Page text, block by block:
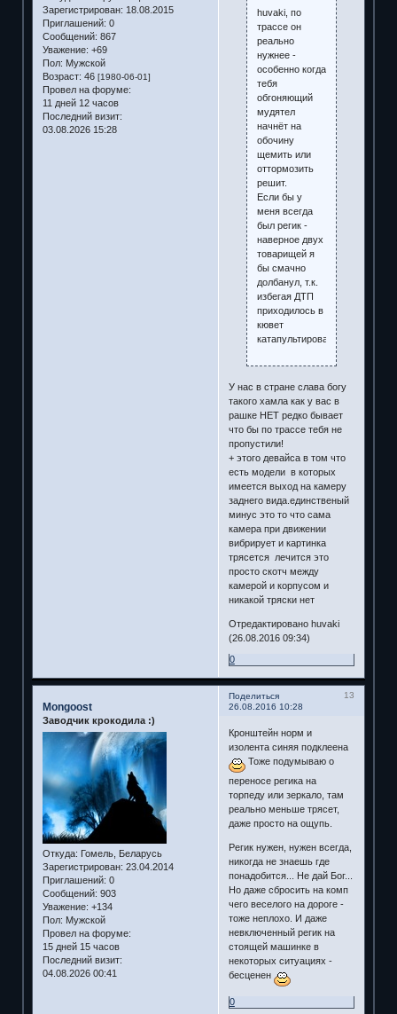
Зарегистрирован: 18.08.2015
Приглашений: 0
Сообщений: 867
Уважение: +69
Пол: Мужской
Возраст: 46 [1980-06-01]
Провел на форуме:
11 дней 12 часов
Последний визит:
03.08.2026 15:28
huvaki, по
трассе он
реально
нужнее -
особенно когда
тебя
обгоняющий
мудятел
начнёт на
обочину
щемить или
оттормозить
решит.
Если бы у
меня всегда
был регик -
наверное двух
товарищей я
бы смачно
долбанул, т.к.
избегая ДТП
приходилось в
кювет
катапультироваться.
У нас в стране слава богу
такого хамла как у вас в
рашке НЕТ редко бывает
что бы по трассе тебя не
пропустили!
+ этого девайса в том что
есть модели в которых
имеется выход на камеру
заднего вида.единственый
минус это то что сама
камера при движении
вибрирует и картинка
трясется лечится это
просто скотч между
камерой и корпусом и
никакой тряски нет
Отредактировано huvaki
(26.08.2016 09:34)
0
Поделиться
13
26.08.2016 10:28
Mongoost
Заводчик крокодила :)
Откуда: Гомель, Беларусь
Зарегистрирован: 23.04.2014
Приглашений: 0
Сообщений: 903
Уважение: +134
Пол: Мужской
Провел на форуме:
15 дней 15 часов
Последний визит:
04.08.2026 00:41
Кронштейн норм и
изолента синяя подклеена
Тоже подумываю о
переносе регика на
торпеду или зеркало, там
реально меньше трясет,
даже просто на ощупь.
Регик нужен, нужен всегда,
никогда не знаешь где
понадобится... Не дай Бог...
Но даже сбросить на комп
чего веселого на дороге -
тоже неплохо. И даже
невключенный регик на
стоящей машинке в
некоторых ситуациях -
бесценен
0